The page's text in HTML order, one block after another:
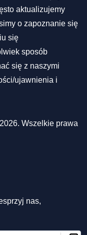
aktualizujemy
o zapoznanie się
się
sposób
się z naszymi
ujawnienia i
Wszelkie prawa
nas,